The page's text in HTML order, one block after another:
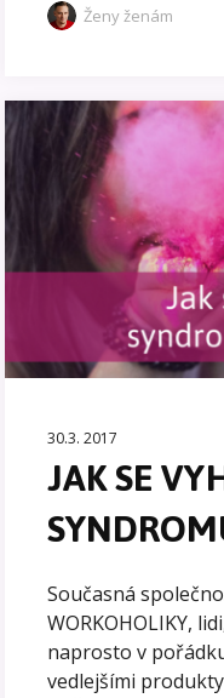
Ženy ženám
30.3. 2017
JAK SE
Současná
WORKOHOLIKY,
naprosto v
vedlejšími